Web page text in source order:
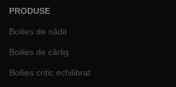
PRODUSE
Boilies de nădit
Boilies de cârlig
Boilies critic echilibrat